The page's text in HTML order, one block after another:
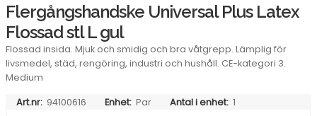
Flergångshandske Universal Plus Latex
Flossad stl L gul
Flossad insida. Mjuk och smidig och bra våtgrepp. Lämplig för
livsmedel, städ, rengöring, industri och hushåll. CE-kategori 3.
Medium
Art.nr: 94100616 Enhet: Par Antal i enhet: 1